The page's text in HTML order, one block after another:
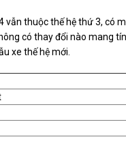
vẫn thuộc thế hệ thứ 3, có
có thay đổi nào mang
xe thế hệ mới.